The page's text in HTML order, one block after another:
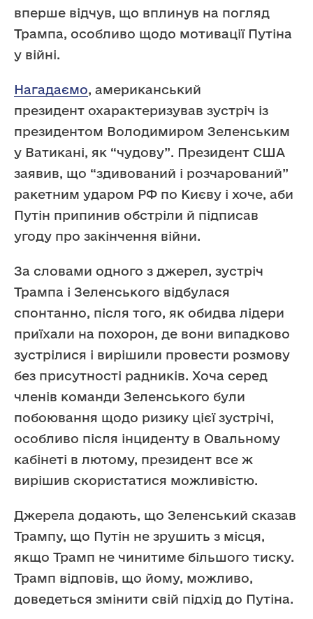
вперше відчув, що вплинув на погляд
Трампа, особливо щодо мотивації Путіна
у війні.
Нагадаємо, американський
президент охарактеризував зустріч із
президентом Володимиром Зеленським
у Ватикані, як “чудову”. Президент США
заявив, що “здивований і розчарований”
ракетним ударом РФ по Києву і хоче, аби
Путін припинив обстріли й підписав
угоду про закінчення війни.
За словами одного з джерел, зустріч
Трампа і Зеленського відбулася
спонтанно, після того, як обидва лідери
приїхали на похорон, де вони випадково
зустрілися і вирішили провести розмову
без присутності радників. Хоча серед
членів команди Зеленського були
побоювання щодо ризику цієї зустрічі,
особливо після інциденту в Овальному
кабінеті в лютому, президент все ж
вирішив скористатися можливістю.
Джерела додають, що Зеленський сказав
Трампу, що Путін не зрушить з місця,
якщо Трамп не чинитиме більшого тиску.
Трамп відповів, що йому, можливо,
доведеться змінити свій підхід до Путіна.